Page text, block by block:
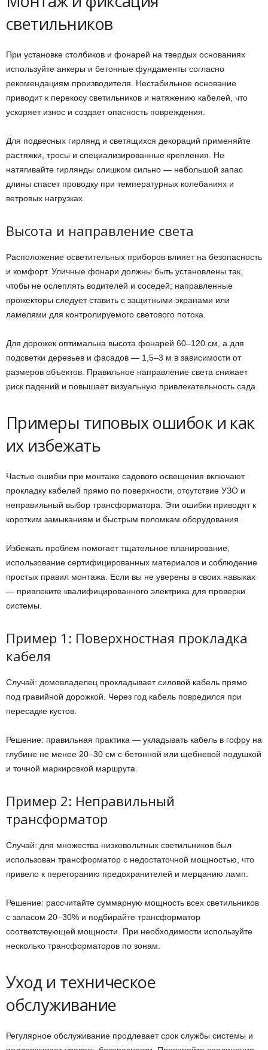
светильников
При установке столбиков и фонарей на твердых основаниях
используйте анкеры и бетонные фундаменты согласно
рекомендациям производителя. Нестабильное основание
приводит к перекосу светильников и натяжению кабелей, что
ускоряет износ и создает опасность повреждения.
Для подвесных гирлянд и светящихся декораций применяйте
растяжки, тросы и специализированные крепления. Не
натягивайте гирлянды слишком сильно — небольшой запас
длины спасет проводку при температурных колебаниях и
ветровых нагрузках.
Высота и направление света
Расположение осветительных приборов влияет на безопасность
и комфорт. Уличные фонари должны быть установлены так,
чтобы не ослеплять водителей и соседей; направленные
прожекторы следует ставить с защитными экранами или
ламелями для контролируемого светового потока.
Для дорожек оптимальна высота фонарей 60–120 см, а для
подсветки деревьев и фасадов — 1,5–3 м в зависимости от
размеров объектов. Правильное направление света снижает
риск падений и повышает визуальную привлекательность сада.
Примеры типовых ошибок и как
их избежать
Частые ошибки при монтаже садового освещения включают
прокладку кабелей прямо по поверхности, отсутствие УЗО и
неправильный выбор трансформатора. Эти ошибки приводят к
коротким замыканиям и быстрым поломкам оборудования.
Избежать проблем помогает тщательное планирование,
использование сертифицированных материалов и соблюдение
простых правил монтажа. Если вы не уверены в своих навыках
— привлеките квалифицированного электрика для проверки
системы.
Пример 1: Поверхностная прокладка
кабеля
Случай: домовладелец прокладывает силовой кабель прямо
под гравийной дорожкой. Через год кабель повредился при
пересадке кустов.
Решение: правильная практика — укладывать кабель в гофру на
глубине не менее 20–30 см с бетонной или щебневой подушкой
и точной маркировкой маршрута.
Пример 2: Неправильный
трансформатор
Случай: для множества низковольтных светильников был
использован трансформатор с недостаточной мощностью, что
привело к перегоранию предохранителей и мерцанию ламп.
Решение: рассчитайте суммарную мощность всех светильников
с запасом 20–30% и подбирайте трансформатор
соответствующей мощности. При необходимости используйте
несколько трансформаторов по зонам.
Уход и техническое
обслуживание
Регулярное обслуживание продлевает срок службы системы и